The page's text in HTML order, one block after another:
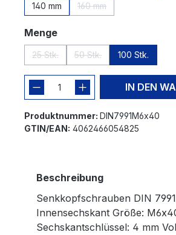
140 mm
160 mm
Mengeauswählen
25 Stk. 50 Stk. 100 Stk.
IN DEN
Produktnummer: DIN7991M6x40
GTIN/EAN: 4062466054825
Beschreibung
Senkkopfschrauben DIN
Innensechskant Größe:
Sechskantschlüssel: 4 mm